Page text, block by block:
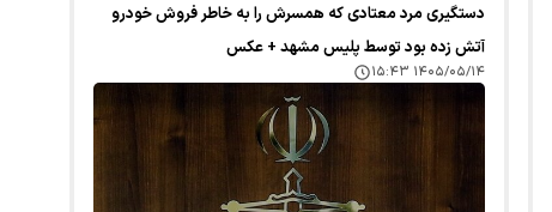
دستگیری مرد معتادی که همسرش را به خاطر فروش خودرو
آتش زده بود توسط پلیس مشهد + عکس
۱۴۰۵/۰۵/۱۴ ۱۵:۴۳